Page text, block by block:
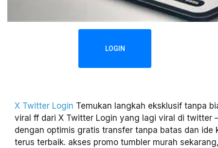
LOGIN
X Twitter Login Temukan langkah eksklusif tanpa
viral ff dari X Twitter Login yang lagi viral di twitter
dengan optimis gratis transfer tanpa batas dan ide
terus terbaik. akses promo tumbler murah